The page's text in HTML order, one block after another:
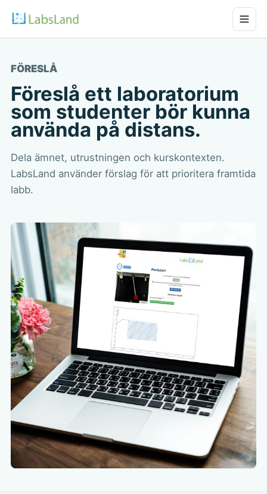
FÖRESLÅ
Föreslå ett laboratorium
som studenter bör kunna
använda på distans.
Dela ämnet, utrustningen och kurskontexten.
LabsLand använder förslag för att prioritera framtida
labb.